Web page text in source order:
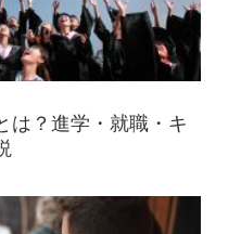
は？進学・就職・キ